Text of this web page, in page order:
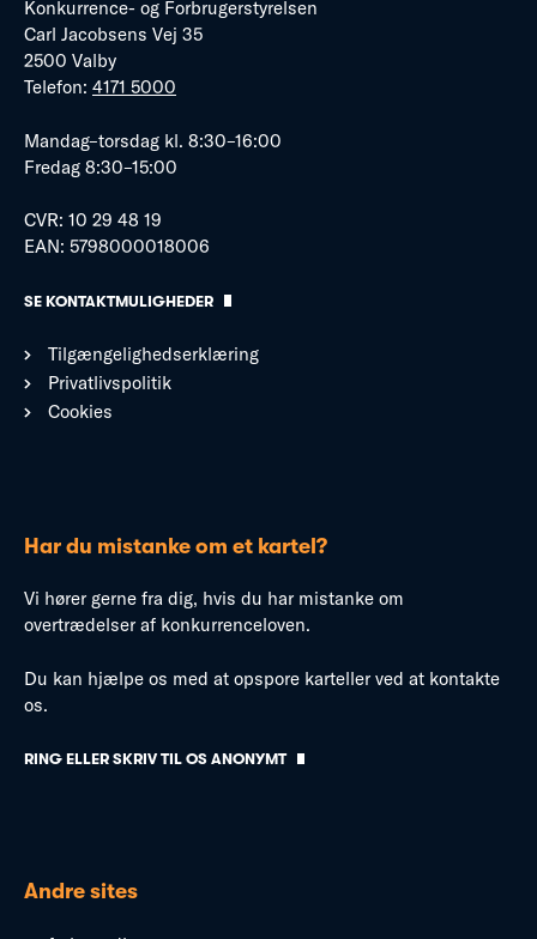
Konkurrence- og Forbrugerstyrelsen
Carl Jacobsens Vej 35
2500 Valby
Telefon: 4171 5000
Mandag–torsdag kl. 8:30–16:00
Fredag 8:30–15:00
CVR: 10 29 48 19
EAN: 5798000018006
SE KONTAKTMULIGHEDER
Tilgængelighedserklæring
Privatlivspolitik
Cookies
Har du mistanke om et kartel?
Vi hører gerne fra dig, hvis du har mistanke om
overtrædelser af konkurrenceloven.
Du kan hjælpe os med at opspore karteller ved at kontakte
os.
RING ELLER SKRIV TIL OS ANONYMT
Andre sites